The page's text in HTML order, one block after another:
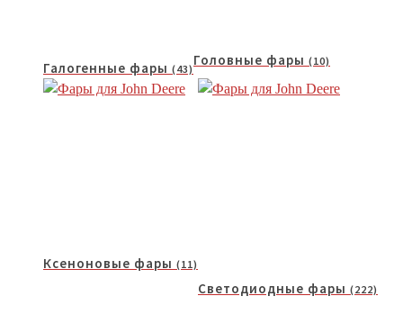
Галогенные фары (43)
Головные фары (10)
Ксеноновые фары (11)
Светодиодные фары (222)